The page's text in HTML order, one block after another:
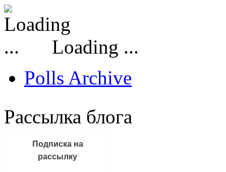
Loading ...
Polls Archive
Рассылка блога
Подписка на
рассылку